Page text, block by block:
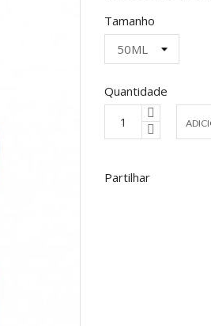
Tamanho
Quantidade
Partilhar